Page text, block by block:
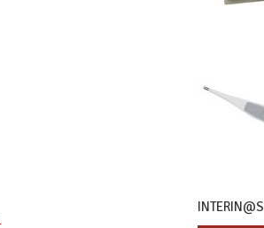
INTERIN@S